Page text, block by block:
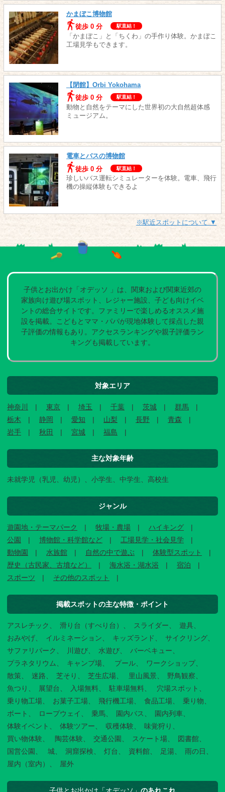
かまぼこ博物館
徒歩 0 分
駅直結！
「かまぼこ」と「ちくわ」の手作り体験。かまぼこ
工場見学もできます。
【閉館】Orbi Yokohama
徒歩 0 分
駅直結！
動物と自然をテーマにした世界初の大自然超体感
ミュージアム。
電車とバスの博物館
徒歩 0 分
駅直結！
珍しいバス運転シミュレーターを体験。電車、飛行
機の操縦体験もできるよ
※駅近スポットについて ▼
子供とお出かけ「オデッソ 」は、関東および関東近郊の
家族向け遊び場スポット、レジャー施設、子ども向けイベ
ントの総合サイトです。ファミリーで楽しめるオススメ施
設を掲載。こどもとママ・パパが現地体験して採点した親
子評価の情報もあり。アクセスランキングや親子評価ラン
キングも掲載しています。
対象エリア
神奈川 東京 埼玉 千葉 茨城
群馬
栃木
静岡 愛知 山梨 長野
青森
岩手
秋田 宮城 福島
主な対象年齢
未就学児（乳児、幼児）、小学生、中学生、高校生
ジャンル
遊園地・テーマパーク 牧場・農場
ハイキング
公園
博物館・科学館など
工場見学・社会見学
動物園
水族館 自然の中で遊ぶ
体験型スポット
歴史（古民家、古墳など）
海水浴・湖水浴
宿泊
スポーツ
その他のスポット
掲載スポットの主な特徴・ポイント
アスレチック 滑り台（すべり台） スライダー
遊具
おみやげ
イルミネーション キッズランド
サイクリング
サファリパーク
川遊び 水遊び
バーベキュー
プラネタリウム
キャンプ場 プール
ワークショップ
散策
迷路 芝そり 芝生広場 里山風景
野鳥観察
魚つり
展望台 入場無料 駐車場無料
穴場スポット
乗り物工場
お菓子工場 飛行機工場 食品工場
乗り物
ボート
ロープウェイ 乗馬 園内バス
園内列車
体験イベント
体験ツアー 収穫体験
味覚狩り
買い物体験
陶芸体験 交通公園 スケート場
図書館
国営公園
城 洞窟探検 灯台 資料館 足湯
雨の日
屋内（室内）
屋外
子供とお出かけ「オデッソ」 のあれこれ